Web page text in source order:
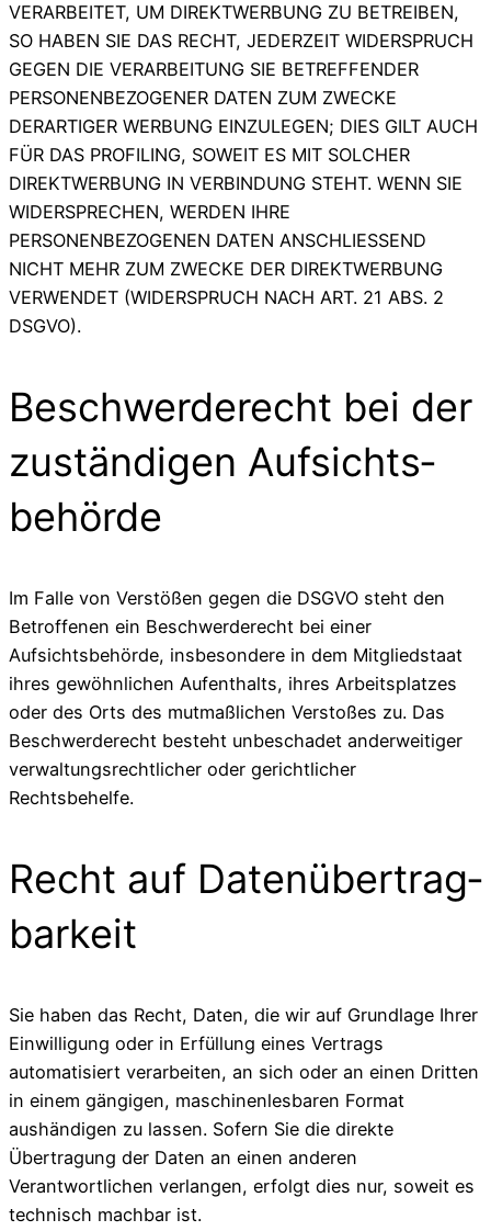
VERARBEITET, UM DIREKTWERBUNG ZU BETREIBEN,
SO HABEN SIE DAS RECHT, JEDERZEIT WIDERSPRUCH
GEGEN DIE VERARBEITUNG SIE BETREFFENDER
PERSONENBEZOGENER DATEN ZUM ZWECKE
DERARTIGER WERBUNG EINZULEGEN; DIES GILT AUCH
FÜR DAS PROFILING, SOWEIT ES MIT SOLCHER
DIREKTWERBUNG IN VERBINDUNG STEHT. WENN SIE
WIDERSPRECHEN, WERDEN IHRE
PERSONENBEZOGENEN DATEN ANSCHLIESSEND
NICHT MEHR ZUM ZWECKE DER DIREKTWERBUNG
VERWENDET (WIDERSPRUCH NACH ART. 21 ABS. 2
DSGVO).
Beschwerde­recht bei der
zuständigen Aufsichts­
behörde
Im Falle von Verstößen gegen die DSGVO steht den
Betroffenen ein Beschwerderecht bei einer
Aufsichtsbehörde, insbesondere in dem Mitgliedstaat
ihres gewöhnlichen Aufenthalts, ihres Arbeitsplatzes
oder des Orts des mutmaßlichen Verstoßes zu. Das
Beschwerderecht besteht unbeschadet anderweitiger
verwaltungsrechtlicher oder gerichtlicher
Rechtsbehelfe.
Recht auf Daten­übertrag­
barkeit
Sie haben das Recht, Daten, die wir auf Grundlage Ihrer
Einwilligung oder in Erfüllung eines Vertrags
automatisiert verarbeiten, an sich oder an einen Dritten
in einem gängigen, maschinenlesbaren Format
aushändigen zu lassen. Sofern Sie die direkte
Übertragung der Daten an einen anderen
Verantwortlichen verlangen, erfolgt dies nur, soweit es
technisch machbar ist.